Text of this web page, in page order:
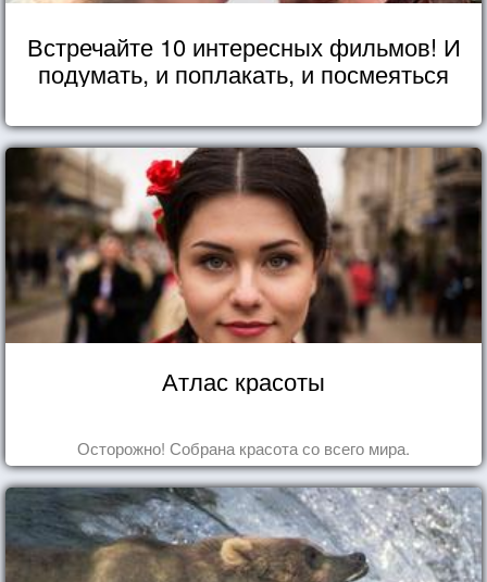
Встречайте 10 интересных фильмов! И
подумать, и поплакать, и посмеяться
Атлас красоты
Осторожно! Собрана красота со всего мира.